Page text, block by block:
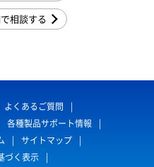
相談する
よくあるご質問
各種製品サポート情報
サイトマップ
づく表示